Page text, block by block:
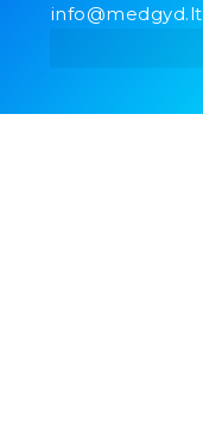
info@medgyd.lt